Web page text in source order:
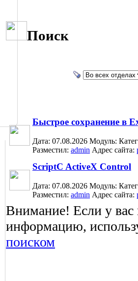
Поиск
Быстрое сохранение в
Дата: 07.08.2026 Модуль:
Разместил: admin Адрес сайта:
ScriptC ActiveX Control
Дата: 07.08.2026 Модуль:
Разместил: admin Адрес сайта:
Внимание! Если у
информацию,
поиском